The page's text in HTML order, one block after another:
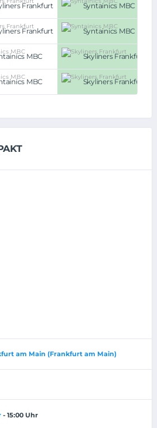
Frankfurt Syntainics MBC
Frankfurt Syntainics MBC
MBC Skyliners Frankfurt
MBC Skyliners Frankfurt
am Main (Frankfurt am Main)
- 15:00 Uhr